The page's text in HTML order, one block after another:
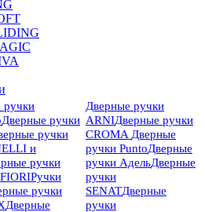
ручки
Дверные ручки
ручки
и
ручки
Ручки
ручки
Дверные
Дверные ручки
ARNIДверные ручки
CROMA Дверные
ручки PuntoДверные
ручки АдельДверные
ручки
SENATДверные
ручки